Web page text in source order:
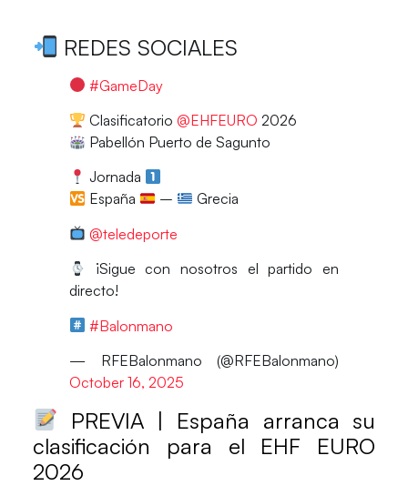
REDES SOCIALES
#GameDay
Clasificatorio@EHFEURO 2026
Pabellón Puerto de Sagunto
Jornada
España
–
Grecia
@teledeporte
¡Sigue con nosotros el partido en
directo!
#Balonmano
— RFEBalonmano (@RFEBalonmano)
October 16, 2025
PREVIA | España arranca su
clasificación para el EHF EURO
2026